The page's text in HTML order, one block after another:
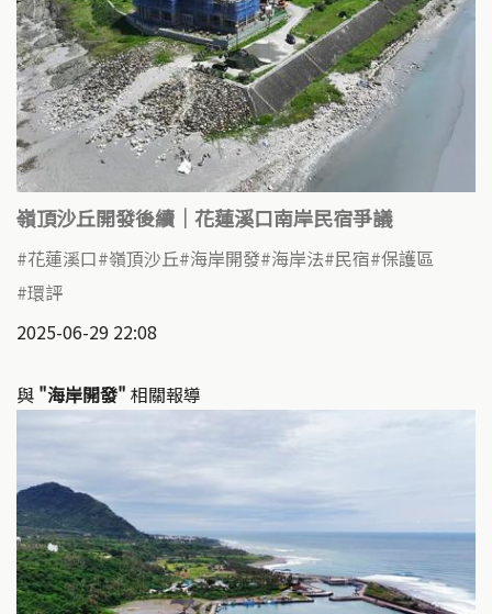
嶺頂沙丘開發後續｜花蓮溪口南岸民宿爭議
花蓮溪口 嶺頂沙丘 海岸開發 海岸法 民宿 保護區
環評
2025-06-29 22:08
與 "海岸開發" 相關報導